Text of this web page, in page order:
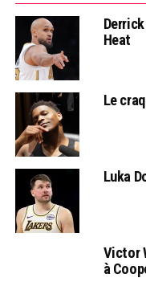
Heat
Le
Luka
Victor
à